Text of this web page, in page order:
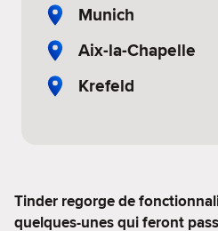
Munich
Aix-la-Chapelle
Krefeld
Tinder regorge de
quelques-unes qui feront